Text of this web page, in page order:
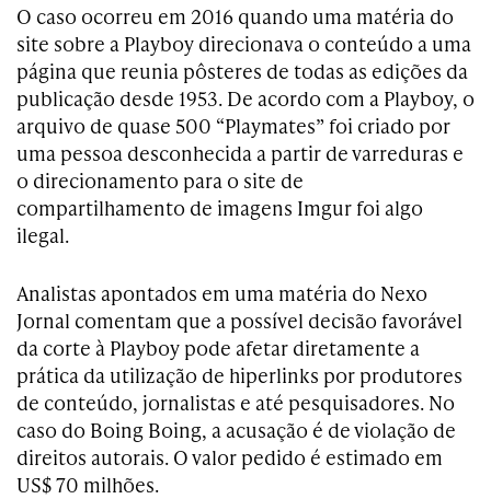
O caso ocorreu em 2016 quando uma matéria do
site sobre a Playboy direcionava o conteúdo a uma
página que reunia pôsteres de todas as edições da
publicação desde 1953. De acordo com a Playboy, o
arquivo de quase 500 “Playmates” foi criado por
uma pessoa desconhecida a partir de varreduras e
o direcionamento para o site de
compartilhamento de imagens Imgur foi algo
ilegal.
Analistas apontados em uma matéria do Nexo
Jornal comentam que a possível decisão favorável
da corte à Playboy pode afetar diretamente a
prática da utilização de hiperlinks por produtores
de conteúdo, jornalistas e até pesquisadores. No
caso do Boing Boing, a acusação é de violação de
direitos autorais. O valor pedido é estimado em
US$ 70 milhões.